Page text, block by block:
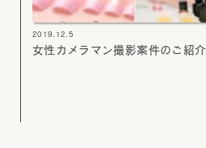
2019.12.5
女性カメラマン撮影案件のご紹介